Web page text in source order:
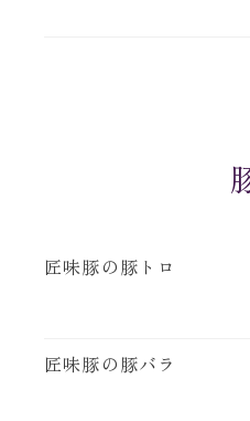
匠味豚の豚トロ
匠味豚の豚バラ